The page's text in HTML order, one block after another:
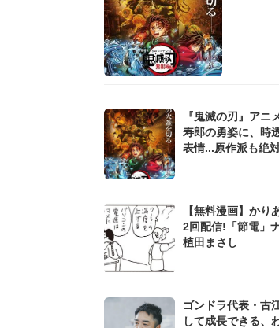
『鬼滅の刃』アニ
寿郎の勇姿に、時
表情...原作派も絶
【無料漫画】かり
2回配信!「節電」
植田まさし
ゴンドラ代表・古
して成長できる、